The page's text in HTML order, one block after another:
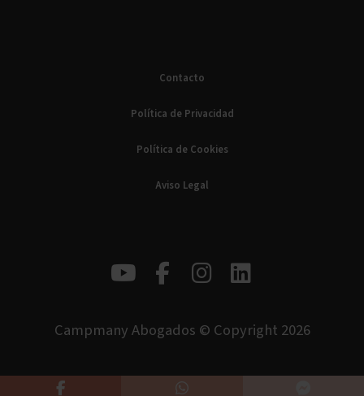
Contacto
Política de Privacidad
Política de Cookies
Aviso Legal
Campmany Abogados © Copyright 2026